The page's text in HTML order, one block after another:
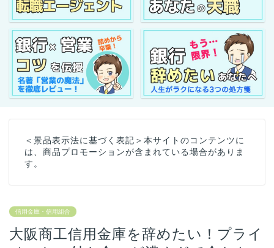
＜景品表示法に基づく表記＞本サイトのコンテンツに
は、商品プロモーションが含まれている場合がありま
す。
信用金庫・信用組合
大阪商工信用金庫を辞めたい！プライ